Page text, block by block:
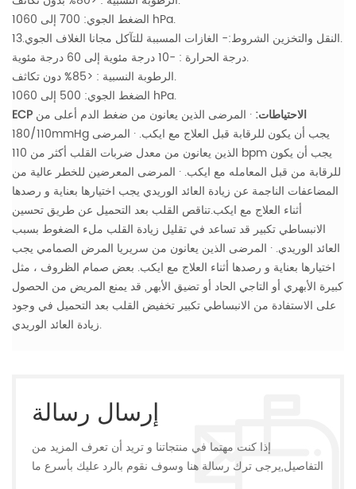
الضغط الجوي: 700 إلى 1060 hPa.
13.النقل والتخزين الشروط:- الغازات المسببة للتآكل مجانا الغلاف الجوي.
درجة الحرارة : -10 درجة مئوية إلى 60 درجة مئوية.
الرطوبة النسبية : <85% دون تكاثف.
الضغط الجوي: 500 إلى 1060 hPa.
ECP الاحتياطات: · المرضى الذين يعانون من ضغط الدم أعلى من
180/110mmHg يجب أن يكون للرقابة قبل العلاج مع ايكب. · المرضى
الذين يعانون من معدل ضربات القلب أكثر من 110 bpm يجب أن يكون
للرقابة من قبل المعامله مع ايكب. · المرضى المعرضين للخطر عالية من
المضاعفات الناجمة عن زيادة العائد الوريدي يجب اختيارها بعناية و رصدها
أثناء العلاج مع ايكب.تناقص القلب بعد التحميل عن طريق تحسين
الانبساطي تكبير قد تساعد في تقليل زيادة القلب ملء الضغوط بسبب
العائد الوريدي. · المرضى الذين يعانون من سريريا المرض الصمامي يجب
اختيارها بعناية و رصدها أثناء العلاج مع ايكب. بعض صمام الظروف ، مثل
كبيرة الأبهري أو التاجي الحاد أو تضيق الأبهر, قد يمنع المريض من الحصول
على الاستفادة من الانبساطي تكبير تخفيض القلب بعد التحميل في وجود
زيادة العائد الوريدي.
إرسال رسالة
إذا كنت مهتما في منتجاتنا و تريد أن تعرف المزيد من
التفاصيل,يرجى ترك رسالة هنا وسوف نقوم بالرد عليك بأسرع ما